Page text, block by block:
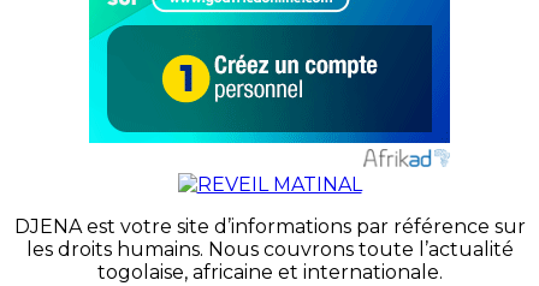
DJENA est votre site d’informations par référence sur
les droits humains. Nous couvrons toute l’actualité
togolaise, africaine et internationale.